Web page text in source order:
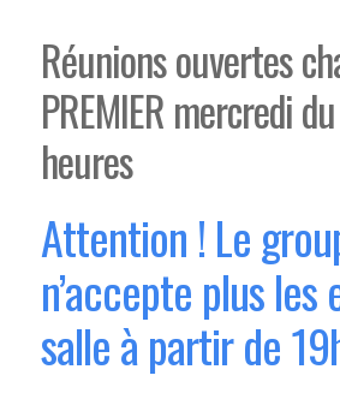
Réunions ouvertes
PREMIER mercredi
heures
Attention ! Le
n’accepte plus les
salle à partir de